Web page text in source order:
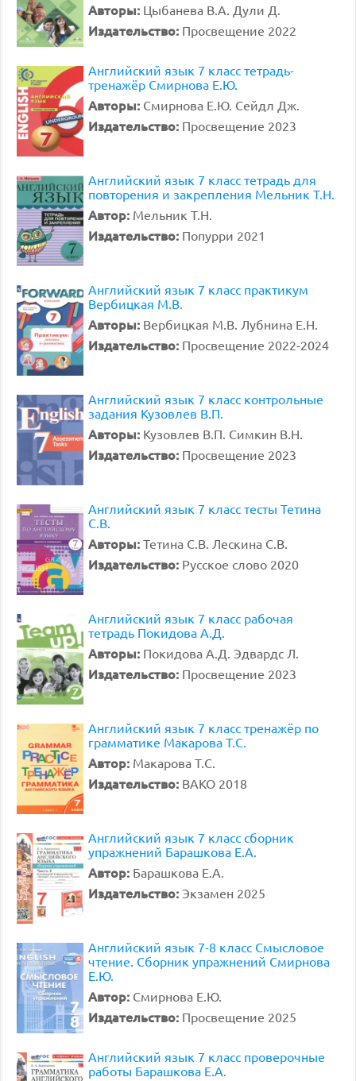
Авторы: Цыбанева В.А. Дули Д.
Издательство: Просвещение 2022
Английский язык 7 класс тетрадь-
тренажёр Смирнова Е.Ю.
Авторы: Смирнова Е.Ю. Сейдл Дж.
Издательство: Просвещение 2023
Английский язык 7 класс тетрадь для
повторения и закрепления Мельник Т.Н.
Автор: Мельник Т.Н.
Издательство: Попурри 2021
Английский язык 7 класс практикум
Вербицкая М.В.
Авторы: Вербицкая М.В. Лубнина Е.Н.
Издательство: Просвещение 2022-2024
Английский язык 7 класс контрольные
задания Кузовлев В.П.
Авторы: Кузовлев В.П. Симкин В.Н.
Издательство: Просвещение 2023
Английский язык 7 класс тесты Тетина
С.В.
Авторы: Тетина С.В. Лескина С.В.
Издательство: Русское слово 2020
Английский язык 7 класс рабочая
тетрадь Покидова А.Д.
Авторы: Покидова А.Д. Эдвардс Л.
Издательство: Просвещение 2023
Английский язык 7 класс тренажёр по
грамматике Макарова Т.С.
Автор: Макарова Т.С.
Издательство: ВАКО 2018
Английский язык 7 класс сборник
упражнений Барашкова Е.А.
Автор: Барашкова Е.А.
Издательство: Экзамен 2025
Английский язык 7-8 класс Смысловое
чтение. Сборник упражнений Смирнова
Е.Ю.
Автор: Смирнова Е.Ю.
Издательство: Просвещение 2025
Английский язык 7 класс проверочные
работы Барашкова Е.А.